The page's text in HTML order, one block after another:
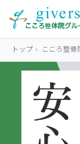
HOME ト
SYMPTOMS
トップ › こころ整骨